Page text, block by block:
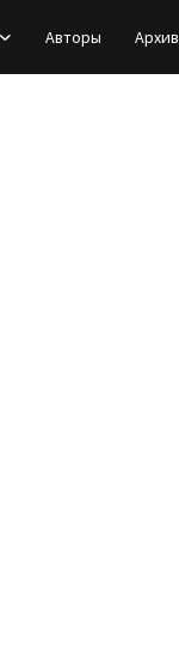
Авторы Архив